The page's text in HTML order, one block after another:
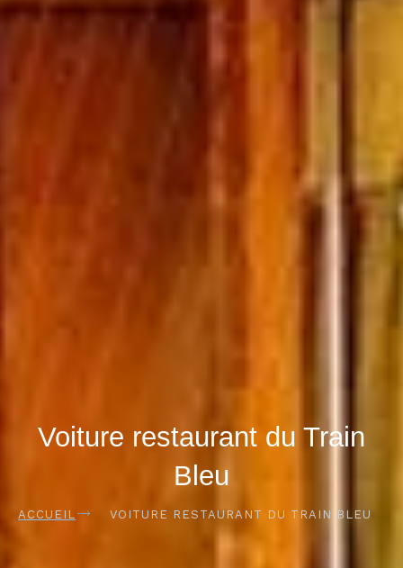
Voiture restaurant du Train
Bleu
ACCUEIL VOITURE RESTAURANT DU TRAIN BLEU